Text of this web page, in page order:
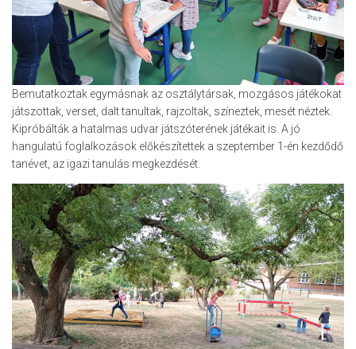
Bemutatkoztak egymásnak az osztálytársak, mozgásos játékokat
játszottak, verset, dalt tanultak, rajzoltak, színeztek, mesét néztek.
Kipróbálták a hatalmas udvar játszóterének játékait is. A jó
hangulatú foglalkozások előkészítettek a szeptember 1-én kezdődő
tanévet, az igazi tanulás megkezdését.